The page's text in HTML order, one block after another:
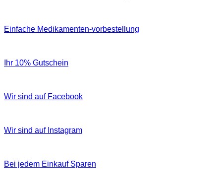
Einfache Medikamenten-vorbestellung
Ihr 10% Gutschein
Wir sind auf Facebook
Wir sind auf Instagram
Bei jedem Einkauf Sparen